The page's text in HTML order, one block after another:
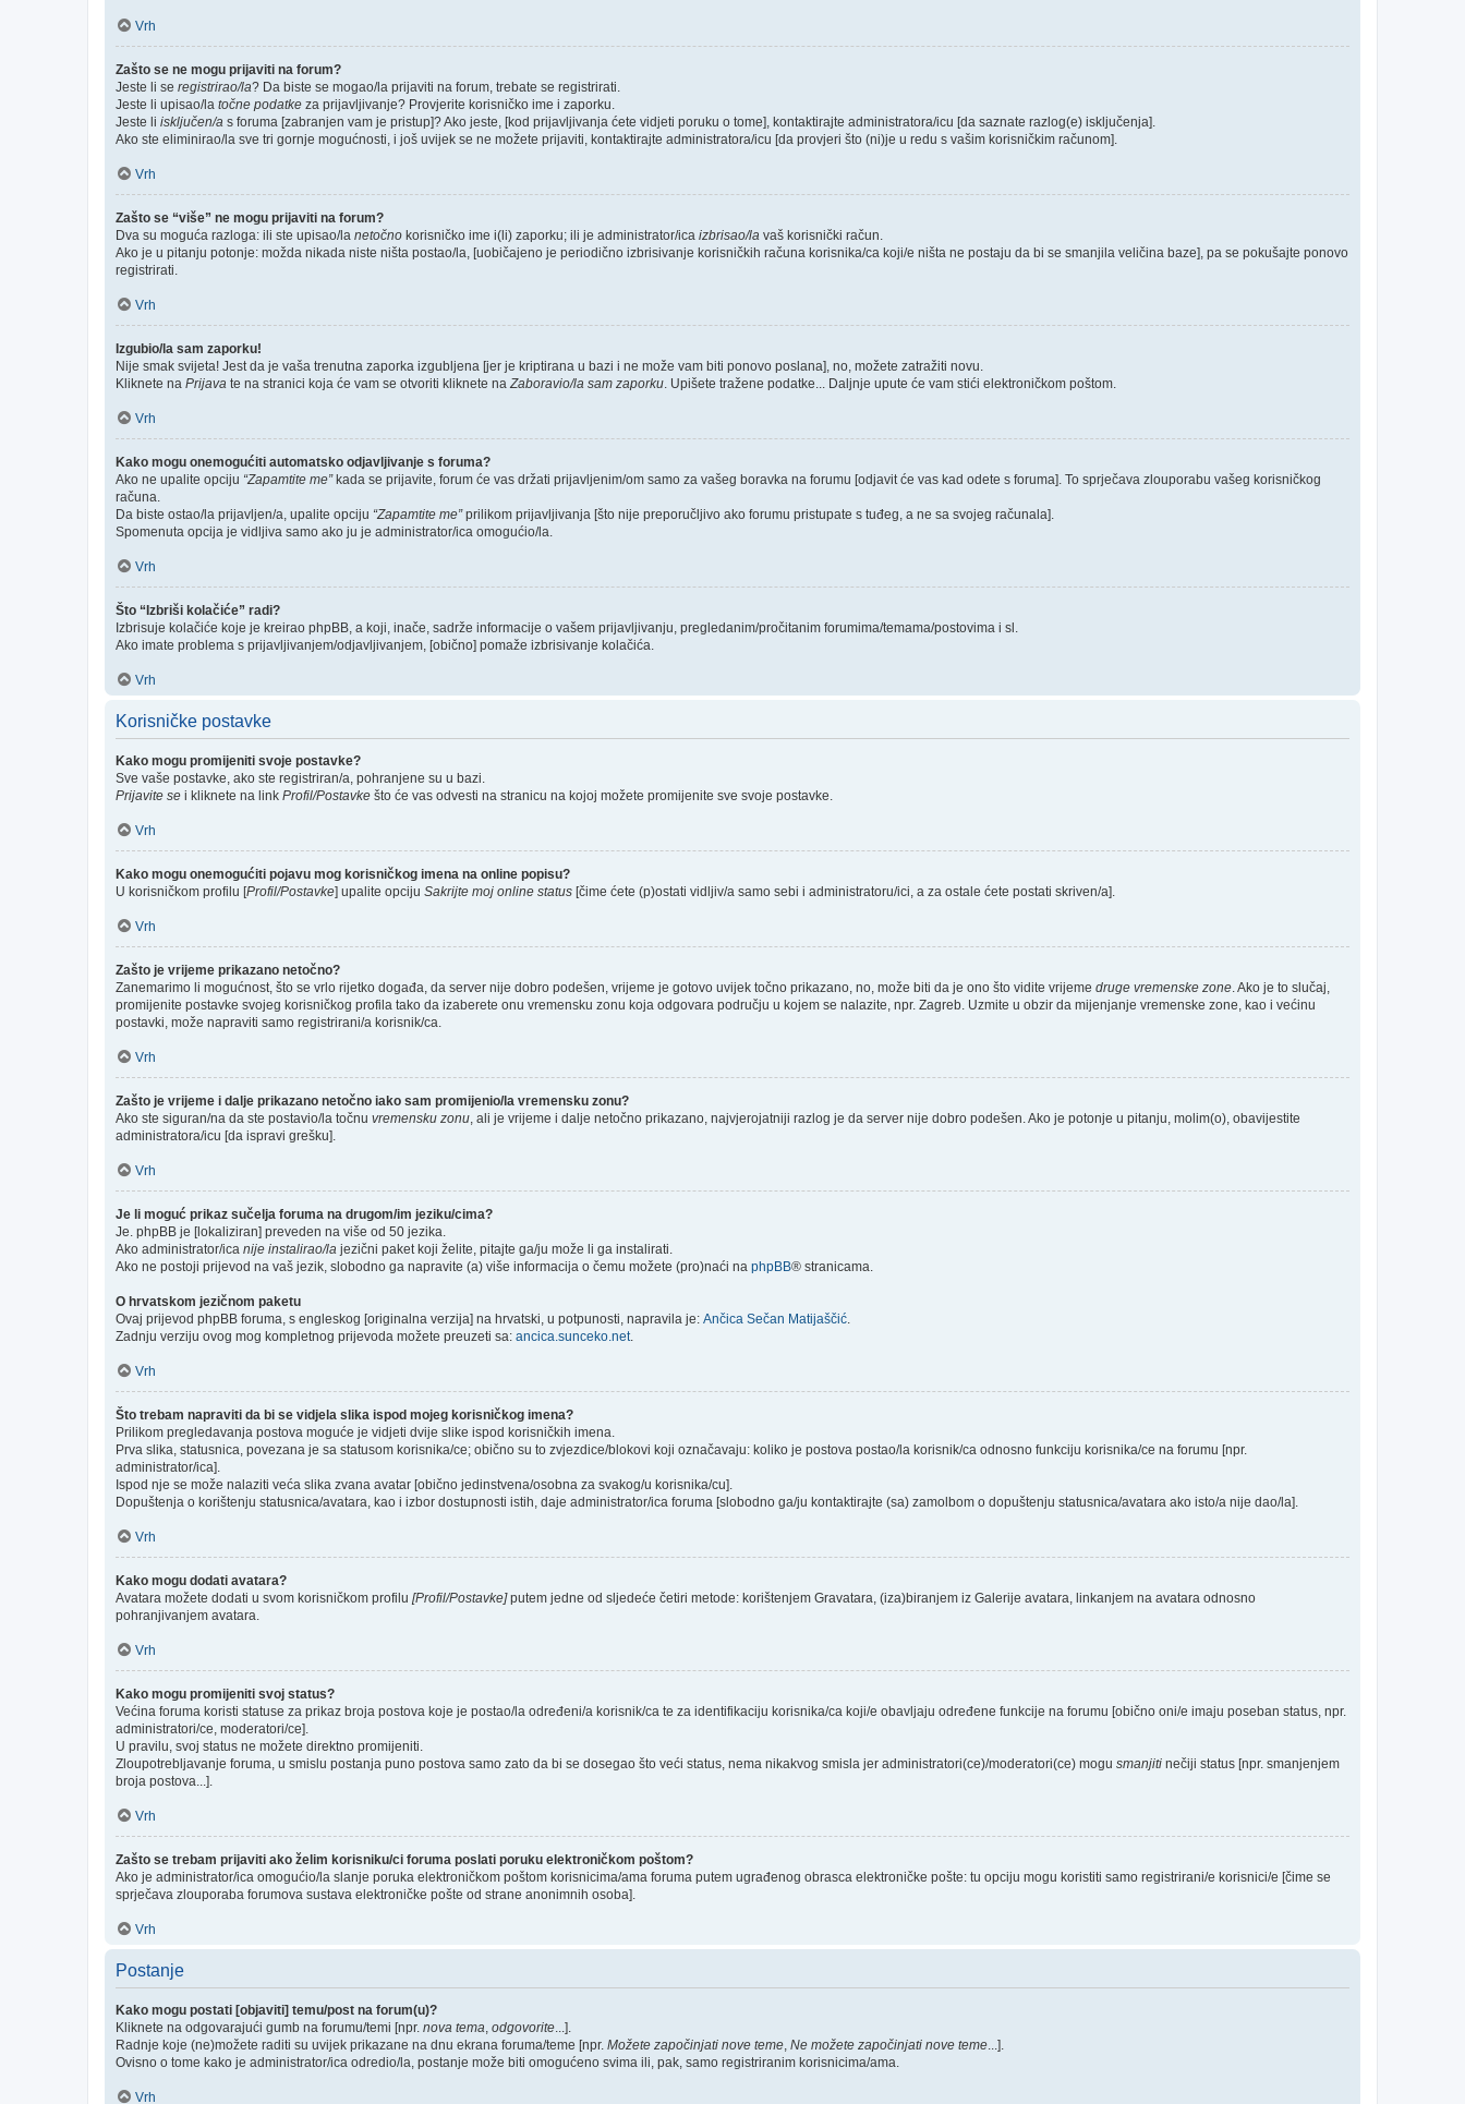
Vrh
Zašto se ne mogu prijaviti na forum?
Jeste li se registrirao/la? Da biste se mogao/la prijaviti na forum, trebate se registrirati.
Jeste li upisao/la točne podatke za prijavljivanje? Provjerite korisničko ime i zaporku.
Jeste li isključen/a s foruma [zabranjen vam je pristup]? Ako jeste, [kod prijavljivanja ćete vidjeti poruku o tome], kontaktirajte administratora/icu [da saznate razlog(e) isključenja].
Ako ste eliminirao/la sve tri gornje mogućnosti, i još uvijek se ne možete prijaviti, kontaktirajte administratora/icu [da provjeri što (ni)je u redu s vašim korisničkim računom].
Vrh
Zašto se “više” ne mogu prijaviti na forum?
Dva su moguća razloga: ili ste upisao/la netočno korisničko ime i(li) zaporku; ili je administrator/ica izbrisao/la vaš korisnički račun.
Ako je u pitanju potonje: možda nikada niste ništa postao/la, [uobičajeno je periodično izbrisivanje korisničkih računa korisnika/ca koji/e ništa ne postaju da bi se smanjila veličina baze], pa se pokušajte ponovo
registrirati.
Vrh
Izgubio/la sam zaporku!
Nije smak svijeta! Jest da je vaša trenutna zaporka izgubljena [jer je kriptirana u bazi i ne može vam biti ponovo poslana], no, možete zatražiti novu.
Kliknete na Prijava te na stranici koja će vam se otvoriti kliknete naZaboravio/la sam zaporku. Upišete tražene podatke... Daljnje upute će vam stići elektroničkom poštom.
Vrh
Kako mogu onemogućiti automatsko odjavljivanje s foruma?
Ako ne upalite opciju “Zapamtite me”kada se prijavite, forum će vas držati prijavljenim/om samo za vašeg boravka na forumu [odjavit će vas kad odete s foruma]. To sprječava zlouporabu vašeg korisničkog
računa.
Da biste ostao/la prijavljen/a, upalite opciju “Zapamtite me”prilikom prijavljivanja [što nije preporučljivo ako forumu pristupate s tuđeg, a ne sa svojeg računala].
Spomenuta opcija je vidljiva samo ako ju je administrator/ica omogućio/la.
Vrh
Što “Izbriši kolačiće” radi?
Izbrisuje kolačiće koje je kreirao phpBB, a koji, inače, sadrže informacije o vašem prijavljivanju, pregledanim/pročitanim forumima/temama/postovima i sl.
Ako imate problema s prijavljivanjem/odjavljivanjem, [obično] pomaže izbrisivanje kolačića.
Vrh
Korisničke postavke
Kako mogu promijeniti svoje postavke?
Sve vaše postavke, ako ste registriran/a, pohranjene su u bazi.
Prijavite se i kliknete na link Profil/Postavke što će vas odvesti na stranicu na kojoj možete promijenite sve svoje postavke.
Vrh
Kako mogu onemogućiti pojavu mog korisničkog imena na online popisu?
U korisničkom profilu [Profil/Postavke] upalite opciju Sakrijte moj online status [čime ćete (p)ostati vidljiv/a samo sebi i administratoru/ici, a za ostale ćete postati skriven/a].
Vrh
Zašto je vrijeme prikazano netočno?
Zanemarimo li mogućnost, što se vrlo rijetko događa, da server nije dobro podešen, vrijeme je gotovo uvijek točno prikazano, no, može biti da je ono što vidite vrijeme druge vremenske zone. Ako je to slučaj,
promijenite postavke svojeg korisničkog profila tako da izaberete onu vremensku zonu koja odgovara području u kojem se nalazite, npr. Zagreb. Uzmite u obzir da mijenjanje vremenske zone, kao i većinu
postavki, može napraviti samo registrirani/a korisnik/ca.
Vrh
Zašto je vrijeme i dalje prikazano netočno iako sam promijenio/la vremensku zonu?
Ako ste siguran/na da ste postavio/la točnu vremensku zonu, ali je vrijeme i dalje netočno prikazano, najvjerojatniji razlog je da server nije dobro podešen. Ako je potonje u pitanju, molim(o), obavijestite
administratora/icu [da ispravi grešku].
Vrh
Je li moguć prikaz sučelja foruma na drugom/im jeziku/cima?
Je. phpBB je [lokaliziran] preveden na više od 50 jezika.
Ako administrator/ica nije instalirao/la jezični paket koji želite, pitajte ga/ju može li ga instalirati.
Ako ne postoji prijevod na vaš jezik, slobodno ga napravite (a) više informacija o čemu možete (pro)naći na phpBB® stranicama.
O hrvatskom jezičnom paketu
Ovaj prijevod phpBB foruma, s engleskog [originalna verzija] na hrvatski, u potpunosti, napravila je: Ančica Sečan Matijaščić.
Zadnju verziju ovog mog kompletnog prijevoda možete preuzeti sa: ancica.sunceko.net.
Vrh
Što trebam napraviti da bi se vidjela slika ispod mojeg korisničkog imena?
Prilikom pregledavanja postova moguće je vidjeti dvije slike ispod korisničkih imena.
Prva slika, statusnica, povezana je sa statusom korisnika/ce; obično su to zvjezdice/blokovi koji označavaju: koliko je postova postao/la korisnik/ca odnosno funkciju korisnika/ce na forumu [npr.
administrator/ica].
Ispod nje se može nalaziti veća slika zvana avatar [obično jedinstvena/osobna za svakog/u korisnika/cu].
Dopuštenja o korištenju statusnica/avatara, kao i izbor dostupnosti istih, daje administrator/ica foruma [slobodno ga/ju kontaktirajte (sa) zamolbom o dopuštenju statusnica/avatara ako isto/a nije dao/la].
Vrh
Kako mogu dodati avatara?
Avatara možete dodati u svom korisničkom profilu [Profil/Postavke]putem jedne od sljedeće četiri metode: korištenjem Gravatara, (iza)biranjem iz Galerije avatara, linkanjem na avatara odnosno
pohranjivanjem avatara.
Vrh
Kako mogu promijeniti svoj status?
Većina foruma koristi statuse za prikaz broja postova koje je postao/la određeni/a korisnik/ca te za identifikaciju korisnika/ca koji/e obavljaju određene funkcije na forumu [obično oni/e imaju poseban status, npr.
administratori/ce, moderatori/ce].
U pravilu, svoj status ne možete direktno promijeniti.
Zloupotrebljavanje foruma, u smislu postanja puno postova samo zato da bi se dosegao što veći status, nema nikakvog smisla jer administratori(ce)/moderatori(ce) mogu smanjiti nečiji status [npr. smanjenjem
broja postova...].
Vrh
Zašto se trebam prijaviti ako želim korisniku/ci foruma poslati poruku elektroničkom poštom?
Ako je administrator/ica omogućio/la slanje poruka elektroničkom poštom korisnicima/ama foruma putem ugrađenog obrasca elektroničke pošte: tu opciju mogu koristiti samo registrirani/e korisnici/e [čime se
sprječava zlouporaba forumova sustava elektroničke pošte od strane anonimnih osoba].
Vrh
Postanje
Kako mogu postati [objaviti] temu/post na forum(u)?
Kliknete na odgovarajući gumb na forumu/temi [npr. nova tema, odgovorite...].
Radnje koje (ne)možete raditi su uvijek prikazane na dnu ekrana foruma/teme [npr. Možete započinjati nove teme, Ne možete započinjati nove teme...].
Ovisno o tome kako je administrator/ica odredio/la, postanje može biti omogućeno svima ili, pak, samo registriranim korisnicima/ama.
Vrh